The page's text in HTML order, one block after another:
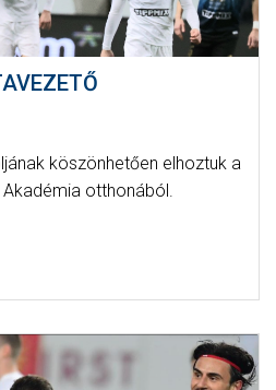
köszönhetően elhoztuk a
otthonából.